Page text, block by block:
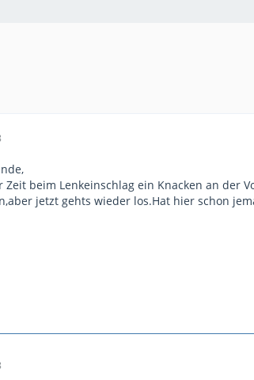
Zeit beim Lenkeinschlag ein Knacken an der
jetzt gehts wieder los.Hat hier schon